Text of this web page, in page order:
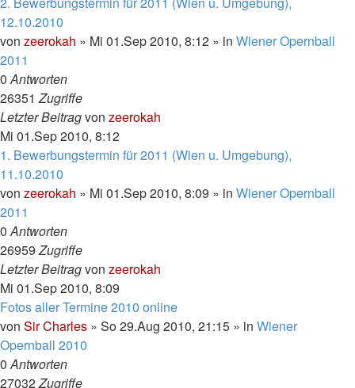
12.10.2010
von zeerokah » Mi 01.Sep 2010, 8:12 » in Wiener Opernball
2011
0Antworten
26351Zugriffe
Letzter Beitragvon zeerokah
Mi 01.Sep 2010, 8:12
1. Bewerbungstermin für 2011 (Wien u. Umgebung),
11.10.2010
von zeerokah » Mi 01.Sep 2010, 8:09 » in Wiener Opernball
2011
0Antworten
26959Zugriffe
Letzter Beitragvon zeerokah
Mi 01.Sep 2010, 8:09
Fotos aller Termine 2010 online
von Sir Charles » So 29.Aug 2010, 21:15 » in Wiener
Opernball 2010
0Antworten
27032Zugriffe